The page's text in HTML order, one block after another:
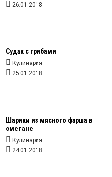
26.01.2018
Судак с грибами
Кулинария
25.01.2018
Шарики из мясного фарша в
сметане
Кулинария
24.01.2018